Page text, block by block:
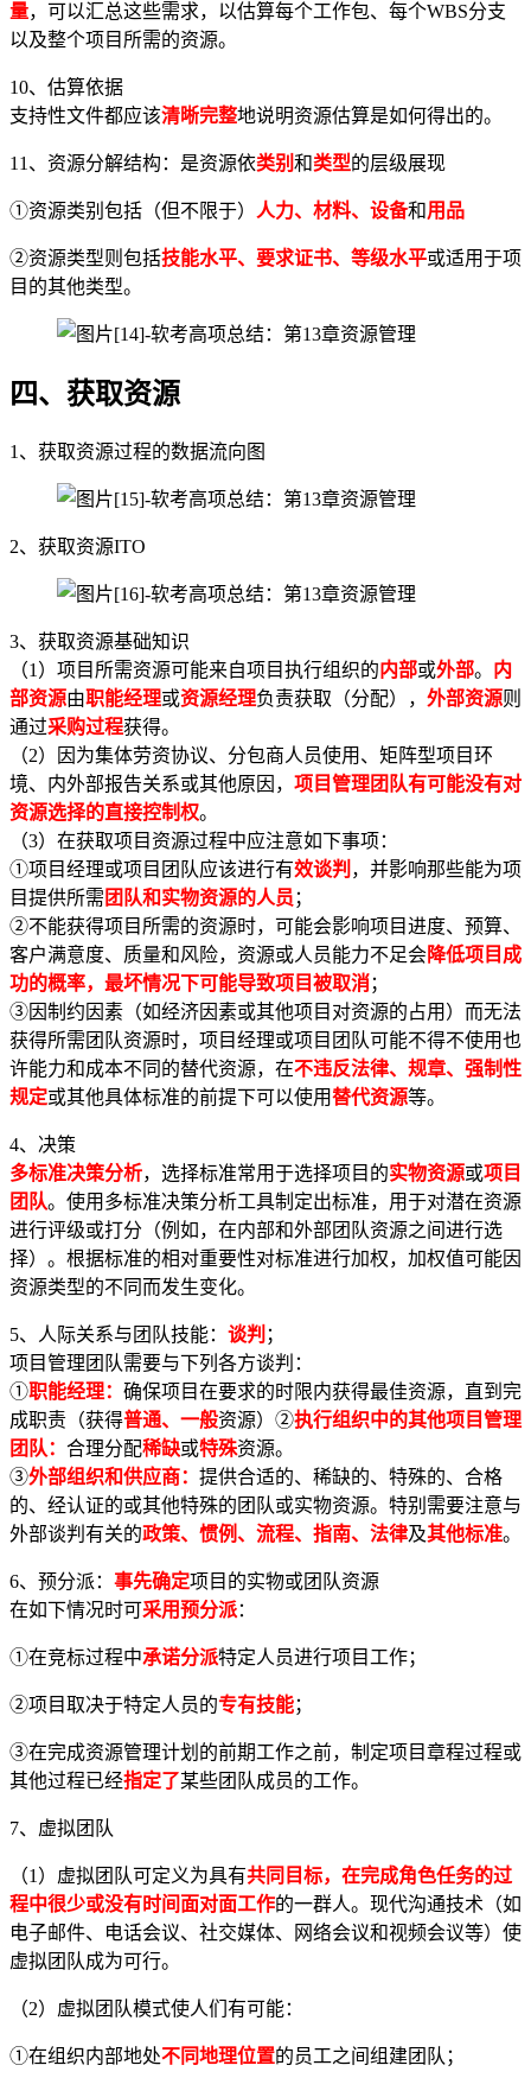
量，可以汇总这些需求，以估算每个工作包、每个WBS分支
以及整个项目所需的资源。
10、估算依据
支持性文件都应该清晰完整地说明资源估算是如何得出的。
11、资源分解结构：是资源依类别 和类型的层级展现
①资源类别包括（但不限于） 人力、材料、设备和用品
②资源类型则包括技能水平、要求证书、等级水平或适用于项
目的其他类型。
四、获取资源
1、获取资源过程的数据流向图
2、获取资源ITO
3、获取资源基础知识
（1）项目所需资源可能来自项目执行组织的内部或外部。 内
部资源由职能经理或资源经理负责获取（分配）， 外部资源则
通过采购过程获得。
（2）因为集体劳资协议、分包商人员使用、矩阵型项目环
境、内外部报告关系或其他原因， 项目管理团队有可能没有对
资源选择的直接控制权。
（3）在获取项目资源过程中应注意如下事项：
①项目经理或项目团队应该进行有效谈判 ，并影响那些能为项
目提供所需 团队和实物资源的人员 ；
②不能获得项目所需的资源时，可能会影响项目进度、预算、
客户满意度、质量和风险，资源或人员能力不足会降低项目成
功的概率，最坏情况下可能导致项目被取消 ；
③因制约因素（如经济因素或其他项目对资源的占用）而无法
获得所需团队资源时，项目经理或项目团队可能不得不使用也
许能力和成本不同的替代资源，在不违反法律、规章、强制性
规定或其他具体标准的前提下可以使用替代资源等。
4、决策
多标准决策分析，选择标准常用于选择项目的实物资源或项目
团队。使用多标准决策分析工具制定出标准，用于对潜在资源
进行评级或打分（例如，在内部和外部团队资源之间进行选
择）。根据标准的相对重要性对标准进行加权，加权值可能因
资源类型的不同而发生变化。
5、人际关系与团队技能： 谈判 ；
项目管理团队需要与下列各方谈判：
①职能经理： 确保项目在要求的时限内获得最佳资源，直到完
成职责（获得普通、一般资源）②执行组织中的其他项目管理
团队： 合理分配稀缺或特殊资源。
③外部组织和供应商： 提供合适的、稀缺的、特殊的、合格
的、经认证的或其他特殊的团队或实物资源。特别需要注意与
外部谈判有关的政策、惯例、流程、指南、法律及其他标准。
6、预分派： 事先确定项目的实物或团队资源
在如下情况时可采用预分派：
①在竞标过程中承诺分派特定人员进行项目工作；
②项目取决于特定人员的专有技能；
③在完成资源管理计划的前期工作之前，制定项目章程过程或
其他过程已经指定了某些团队成员的工作。
7、虚拟团队
（1）虚拟团队可定义为具有共同目标，在完成角色任务的过
程中很少或没有时间面对面工作的一群人。现代沟通技术（如
电子邮件、电话会议、社交媒体、网络会议和视频会议等）使
虚拟团队成为可行。
（2）虚拟团队模式使人们有可能：
①在组织内部地处不同地理位置的员工之间组建团队；